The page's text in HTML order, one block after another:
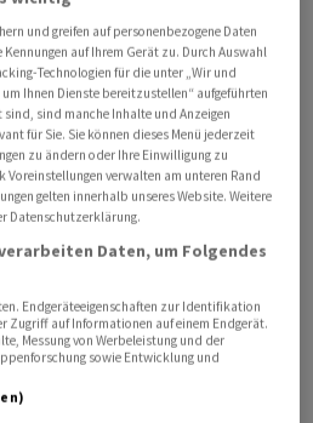
die für heute geplanten
USA und Iran in Doha. Anleger
die Entwicklung im Nahen
Strasse von Hormus weiterhin
und die allgemeine
Blicke auf wichtige
Positiv überraschte
ist im Juni dank einer
Hightech-Exporten im Zuge
wieder auf Wachstumskurs
Tagesverlauf dürften auch
und greifen auf personenbezogene Daten
auf Ihrem Gerät zu. Durch Auswahl
Technologien für die unter „Wir und
Ihnen Dienste bereitzustellen“ aufgeführten
sind manche Inhalte und Anzeigen
für Sie. Sie können dieses Menü jederzeit
zu ändern oder Ihre Einwilligung zu
Voreinstellungen verwalten am unteren Rand
gelten innerhalb unseres Website. Weitere
Datenschutzerklärung.
Daten, um Folgendes
Endgeräteeigenschaften zur Identifikation
Zugriff auf Informationen auf einem Endgerät.
Messung von Werbeleistung und der
sowie Entwicklung und